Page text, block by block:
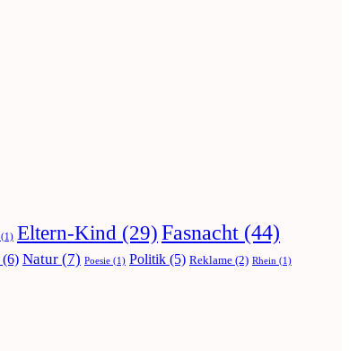
(1) Eltern-Kind (29) Fasnacht (44)
(6) Natur (7) Poesie (1) Politik (5) Reklame (2) Rhein (1)